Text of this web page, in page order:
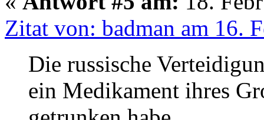
Zitat von: badman am 16.
Die russische
ein Medikament ihres